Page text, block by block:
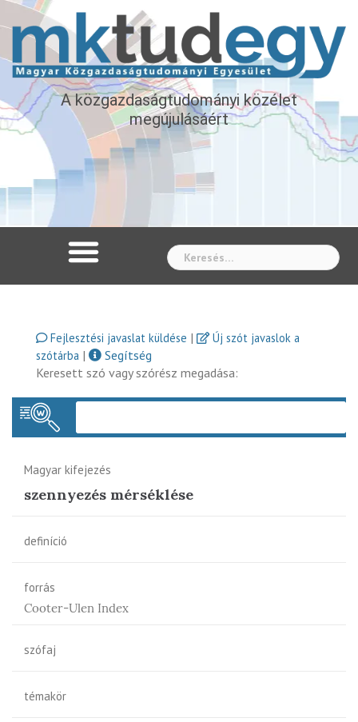
A közgazdaságtudományi közélet
megújulásáért
Fejlesztési javaslat küldése |
Új szót javaslok a
szótárba |
Segítség
Keresett szó vagy szórész megadása:
Magyar kifejezés
szennyezés mérséklése
definíció
forrás
Cooter-Ulen Index
szófaj
témakör